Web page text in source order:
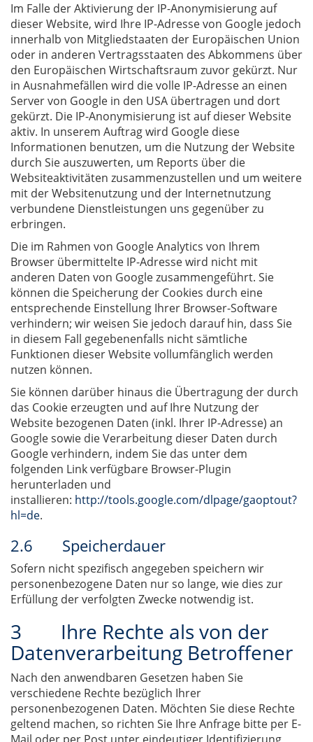
Im Falle der Aktivierung der IP-Anonymisierung auf
dieser Website, wird Ihre IP-Adresse von Google jedoch
innerhalb von Mitgliedstaaten der Europäischen Union
oder in anderen Vertragsstaaten des Abkommens über
den Europäischen Wirtschaftsraum zuvor gekürzt. Nur
in Ausnahmefällen wird die volle IP-Adresse an einen
Server von Google in den USA übertragen und dort
gekürzt. Die IP-Anonymisierung ist auf dieser Website
aktiv. In unserem Auftrag wird Google diese
Informationen benutzen, um die Nutzung der Website
durch Sie auszuwerten, um Reports über die
Websiteaktivitäten zusammenzustellen und um weitere
mit der Websitenutzung und der Internetnutzung
verbundene Dienstleistungen uns gegenüber zu
erbringen.
Die im Rahmen von Google Analytics von Ihrem
Browser übermittelte IP-Adresse wird nicht mit
anderen Daten von Google zusammengeführt. Sie
können die Speicherung der Cookies durch eine
entsprechende Einstellung Ihrer Browser-Software
verhindern; wir weisen Sie jedoch darauf hin, dass Sie
in diesem Fall gegebenenfalls nicht sämtliche
Funktionen dieser Website vollumfänglich werden
nutzen können.
Sie können darüber hinaus die Übertragung der durch
das Cookie erzeugten und auf Ihre Nutzung der
Website bezogenen Daten (inkl. Ihrer IP-Adresse) an
Google sowie die Verarbeitung dieser Daten durch
Google verhindern, indem Sie das unter dem
folgenden Link verfügbare Browser-Plugin
herunterladen und
installieren: http://tools.google.com/dlpage/gaoptout?
hl=de.
2.6 Speicherdauer
Sofern nicht spezifisch angegeben speichern wir
personenbezogene Daten nur so lange, wie dies zur
Erfüllung der verfolgten Zwecke notwendig ist.
3 Ihre Rechte als von der
Datenverarbeitung Betroffener
Nach den anwendbaren Gesetzen haben Sie
verschiedene Rechte bezüglich Ihrer
personenbezogenen Daten. Möchten Sie diese Rechte
geltend machen, so richten Sie Ihre Anfrage bitte per E-